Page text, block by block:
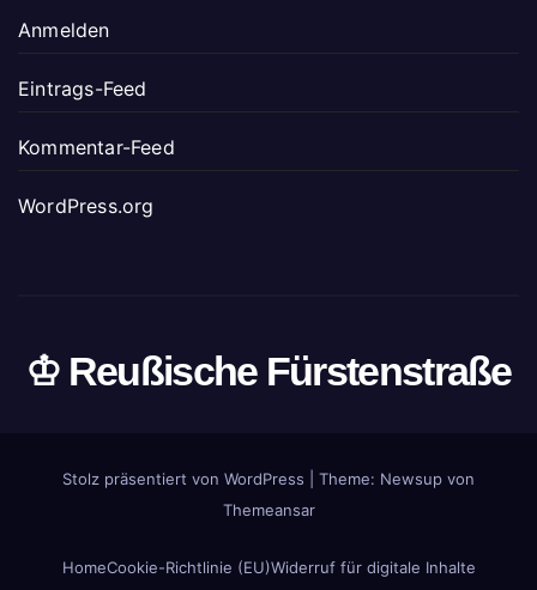
Anmelden
Eintrags-Feed
Kommentar-Feed
WordPress.org
♔ Reußische Fürstenstraße
Stolz präsentiert von WordPress
Theme: Newsup von
Themeansar
HomeCookie-Richtlinie (EU)Widerruf für digitale Inhalte